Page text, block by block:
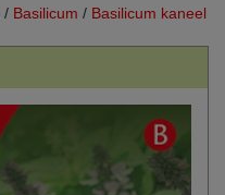
/ Basilicum / Basilicum kaneel